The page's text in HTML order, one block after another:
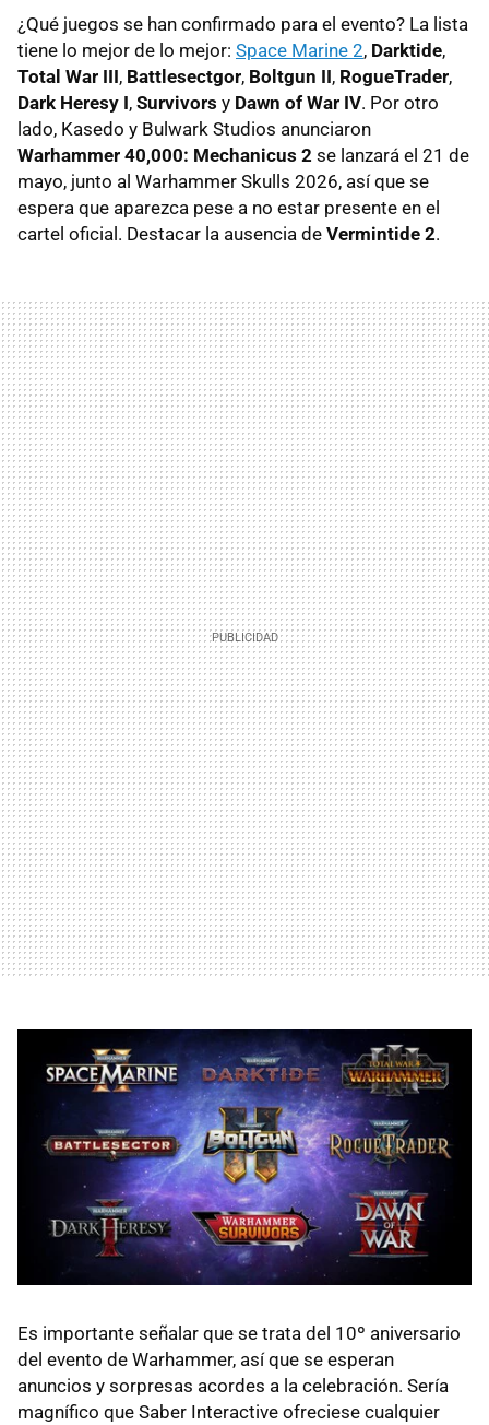
¿Qué juegos se han confirmado para el evento? La lista
tiene lo mejor de lo mejor: Space Marine 2, Darktide,
Total War III, Battlesectgor, Boltgun II, RogueTrader,
Dark Heresy I, Survivors y Dawn of War IV. Por otro
lado, Kasedo y Bulwark Studios anunciaron
Warhammer 40,000: Mechanicus 2 se lanzará el 21 de
mayo, junto al Warhammer Skulls 2026, así que se
espera que aparezca pese a no estar presente en el
cartel oficial. Destacar la ausencia de Vermintide 2.
Es importante señalar que se trata del 10º aniversario
del evento de Warhammer, así que se esperan
anuncios y sorpresas acordes a la celebración. Sería
magnífico que Saber Interactive ofreciese cualquier